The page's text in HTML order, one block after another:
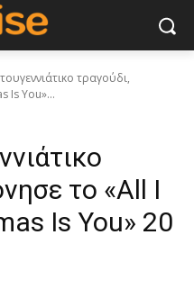
τραγούδι,
Is You»...
το «All I
Is You» 20